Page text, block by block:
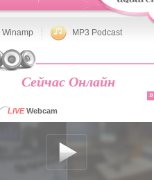
Winamp MP3 Podcast
Сейчас Онлайн
»
LIVEWebcam